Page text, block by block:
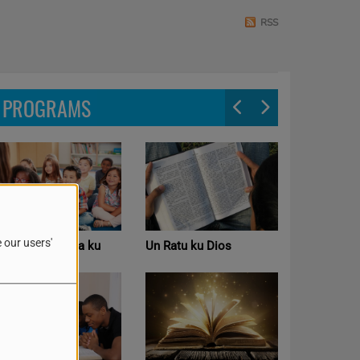
our users'
RSS
PROGRAMS
di mucha ku
Un Ratu ku Dios